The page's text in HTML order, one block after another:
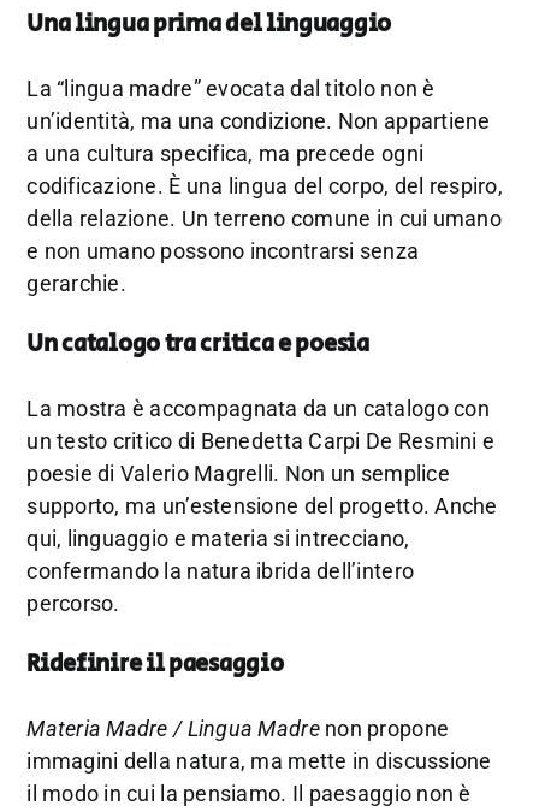
Una lingua prima del linguaggio
La “lingua madre” evocata dal titolo non è
un’identità, ma una condizione. Non appartiene
a una cultura specifica, ma precede ogni
codificazione. È una lingua del corpo, del respiro,
della relazione. Un terreno comune in cui umano
e non umano possono incontrarsi senza
gerarchie.
Un catalogo tra critica e poesia
La mostra è accompagnata da un catalogo con
un testo critico di Benedetta Carpi De Resmini e
poesie di Valerio Magrelli. Non un semplice
supporto, ma un’estensione del progetto. Anche
qui, linguaggio e materia si intrecciano,
confermando la natura ibrida dell’intero
percorso.
Ridefinire il paesaggio
Materia Madre / Lingua Madrenon propone
immagini della natura, ma mette in discussione
il modo in cui la pensiamo. Il paesaggio non è